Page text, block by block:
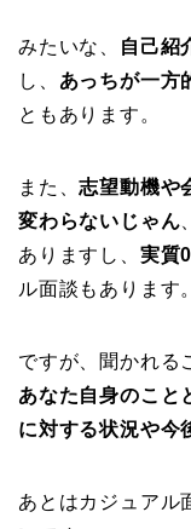
みたいな、 自己紹
し、 あっちが一方
ともあります。
また、志望動機や
変わらないじゃん
ありますし、 実質
ル面談もあります。
ですが、聞かれる
あなた自身のこと
に対する状況や今
あとはカジュアル